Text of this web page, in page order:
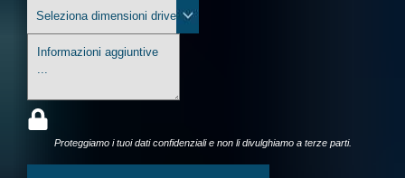
Proteggiamo i tuoi dati confidenziali e non li divulghiamo a terze parti.